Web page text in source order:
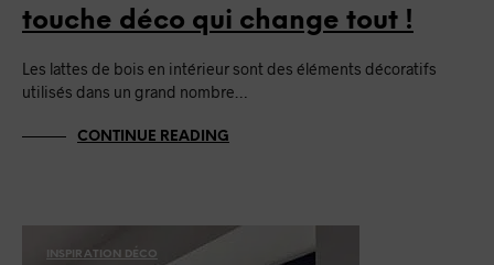
touche déco qui change tout !
Les lattes de bois en intérieur sont des éléments décoratifs
utilisés dans un grand nombre…
CONTINUE READING
INSPIRATION DÉCO